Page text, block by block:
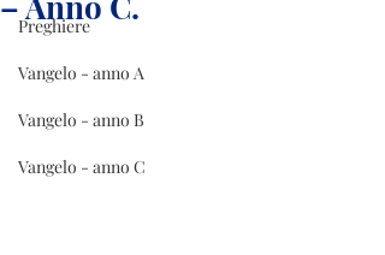
Preghiere
Vangelo - anno A
Vangelo - anno B
Vangelo - anno C